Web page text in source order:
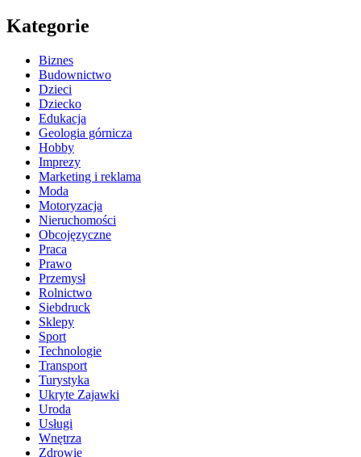
Kategorie
Biznes
Budownictwo
Dzieci
Dziecko
Edukacja
Geologia górnicza
Hobby
Imprezy
Marketing i reklama
Moda
Motoryzacja
Nieruchomości
Obcojęzyczne
Praca
Prawo
Przemysł
Rolnictwo
Siebdruck
Sklepy
Sport
Technologie
Transport
Turystyka
Ukryte Zajawki
Uroda
Usługi
Wnętrza
Zdrowie